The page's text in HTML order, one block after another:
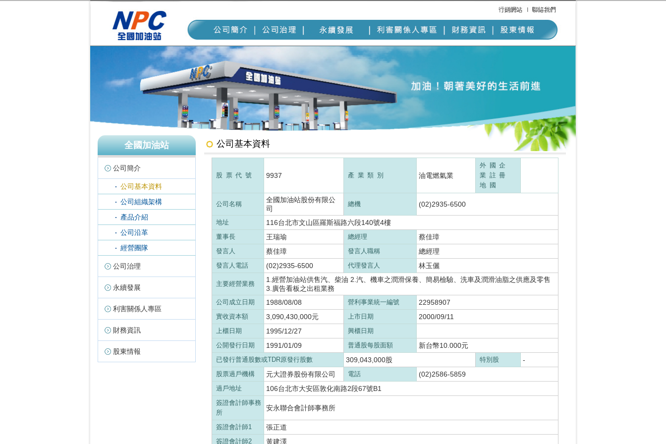
全國加油站
公司簡介
公司基本資料
公司組織架構
產品介紹
公司沿革
經營團隊
公司治理
永續發展
利害關係人專區
財務資訊
股東情報
公司基本資料
股票代號 9937 產業類別 油電燃氣業
外國企
業註冊
地國
公司名稱
全國加油站股份有限公
司
總機 (02)2935-6500
地址 116台北市文山區羅斯福路六段140號4樓
董事長 王瑞瑜 總經理 蔡佳璋
發言人 蔡佳璋 發言人職稱 總經理
發言人電話 (02)2935-6500 代理發言人 林玉儷
主要經營業務
1.經營加油站供售汽、柴油 2.汽、機車之潤滑保養、簡易檢驗、洗車及潤滑油脂之供應及零售
3.廣告看板之出租業務
公司成立日期 1988/08/08 營利事業統一編號 22958907
實收資本額 3,090,430,000元 上市日期 2000/09/11
上櫃日期 1995/12/27
興櫃日期
公開發行日期
1991/01/09 普通股每股面額 新台幣10.000元
已發行普通股數或TDR原發行股數 309,043,000股 特別股 -
股票過戶機構 元大證券股份有限公司 電話 (02)2586-5859
過戶地址 106台北市大安區敦化南路2段67號B1
簽證會計師事務
所
安永聯合會計師事務所
簽證會計師1 張正道
簽證會計師2 黃建澤